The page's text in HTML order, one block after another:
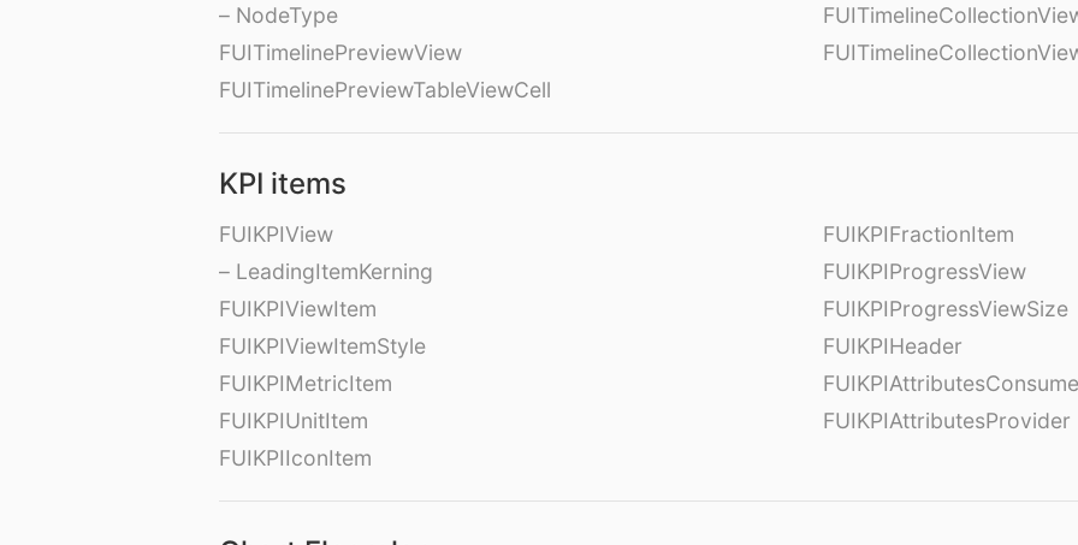
– NodeType
FUITimelinePreviewView
FUITimelinePreviewTableViewCell
KPI items
FUIKPIView
– LeadingItemKerning
FUIKPIViewItem
FUIKPIViewItemStyle
FUIKPIMetricItem
FUIKPIUnitItem
FUIKPIIconItem
FUIKPIFractionItem
FUIKPIProgressView
FUIKPIProgressViewSize
FUIKPIHeader
FUIKPIAttributesProvider